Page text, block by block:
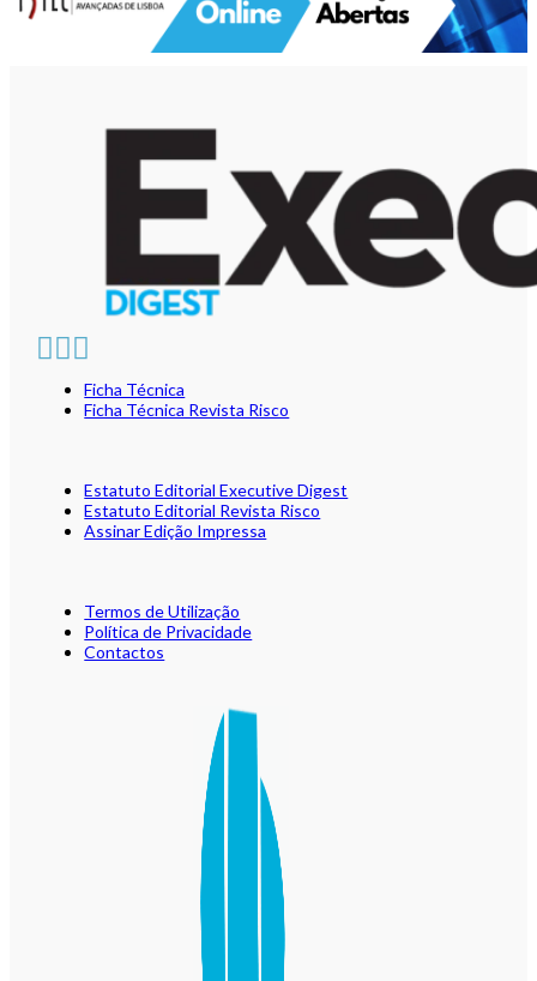
Ficha Técnica
Ficha Técnica Revista Risco
Estatuto Editorial Executive Digest
Estatuto Editorial Revista Risco
Assinar Edição Impressa
Termos de Utilização
Política de Privacidade
Contactos